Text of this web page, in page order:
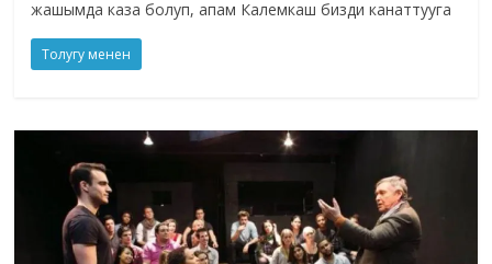
жашымда каза болуп, апам Калемкаш бизди канаттууга
Толугу менен